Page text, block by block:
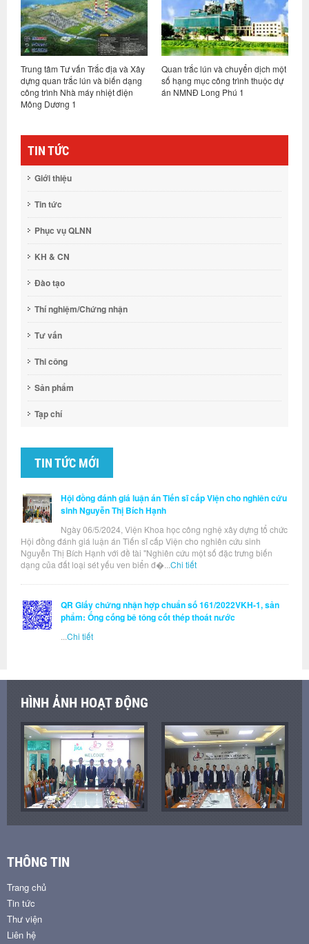
Trung tâm Tư vấn Trắc địa và Xây
dựng quan trắc lún và biến dạng
công trình Nhà máy nhiệt điện
Mông Dương 1
Quan trắc lún và chuyển dịch một
số hạng mục công trình thuộc dự
án NMNĐ Long Phú 1
TIN TỨC
Giới thiệu
Tin tức
Phục vụ QLNN
KH & CN
Đào tạo
Thí nghiệm/Chứng nhận
Tư vấn
Thi công
Sản phẩm
Tạp chí
TIN TỨC MỚI
Hội đồng đánh giá luận án Tiến sĩ cấp Viện cho nghiên cứu
sinh Nguyễn Thị Bích Hạnh
Ngày 06/5/2024, Viện Khoa học công nghệ xây dựng tổ chức
Hội đồng đánh giá luận án Tiến sĩ cấp Viện cho nghiên cứu sinh
Nguyễn Thị Bích Hạnh với đề tài "Nghiên cứu một số đặc trưng biến
dạng của đất loại sét yếu ven biển đ�... Chi tiết
QR Giấy chứng nhận hợp chuẩn số 161/2022VKH-1, sản
phẩm: Ống cống bê tông cốt thép thoát nước
Chi tiết
HÌNH ẢNH HOẠT ĐỘNG
THÔNG TIN
Trang chủ
Tin tức
Thư viện
Liên hệ